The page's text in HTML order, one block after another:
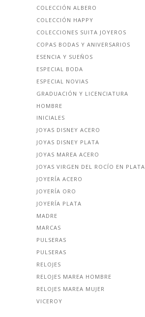
COLECCIÓN ALBERO
COLECCIÓN HAPPY
COLECCIONES SUITA JOYEROS
COPAS BODAS Y ANIVERSARIOS
ESENCIA Y SUEÑOS
ESPECIAL BODA
ESPECIAL NOVIAS
GRADUACIÓN Y LICENCIATURA
HOMBRE
INICIALES
JOYAS DISNEY ACERO
JOYAS DISNEY PLATA
JOYAS MAREA ACERO
JOYAS VIRGEN DEL ROCÍO EN PLATA
JOYERÍA ACERO
JOYERÍA ORO
JOYERÍA PLATA
MADRE
MARCAS
PULSERAS
PULSERAS
RELOJES
RELOJES MAREA HOMBRE
RELOJES MAREA MUJER
VICEROY